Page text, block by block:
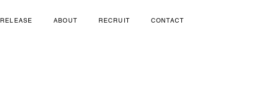
RELEASE ABOUT RECRUIT CONTACT